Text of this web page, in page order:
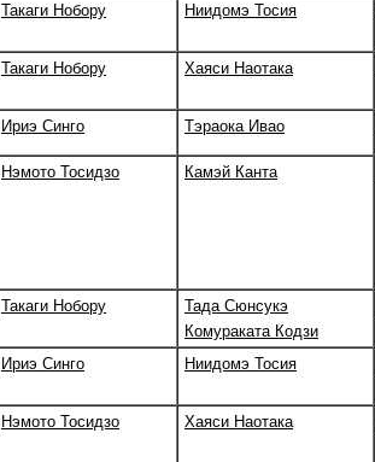
Такаги Нобору Ниидомэ Тосия
Такаги Нобору Хаяси Наотака
Ириэ Синго Тэраока Ивао
Нэмото Тосидзо Камэй Канта
Такаги Нобору
Тада Сюнсукэ
Комураката Кодзи
Ириэ Синго Ниидомэ Тосия
Нэмото Тосидзо Хаяси Наотака